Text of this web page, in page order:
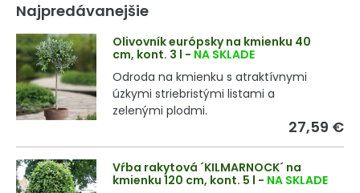
Najpredávanejšie
Olivovník európsky na kmienku 40
cm, kont. 3 l - NA SKLADE
Odroda na kmienku s atraktívnymi
úzkymi striebristými listami a
zelenými plodmi.
27,59 €
Vŕba rakytová ´KILMARNOCK´ na
kmienku 120 cm, kont. 5 l - NA SKLADE